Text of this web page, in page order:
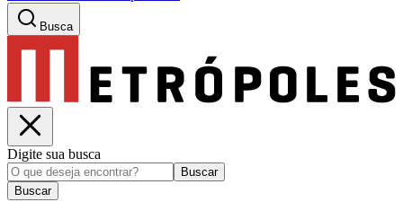
Busca
Digite sua busca
Buscar
Buscar